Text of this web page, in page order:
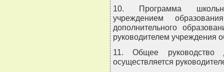
10. Программа
учреждением
дополнительного
руководителем учреждения
11. Общее руководство
осуществляется